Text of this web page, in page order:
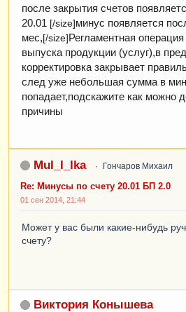
после закрытия счетов
20.01 [/size]минус появляется
мес,[/size]Регламентная
выпуска продукции (услуг),в
корректировка закрывает
след уже небольшая сумма в
попадает,подскажите как можно
причины
MuI_I_Ika Гончаров Михаил
Re: Минусы по счету 20.01 БП 2.0
01 сен 2014, 21:44
Может у вас были какие-нибудь
счету?
Виктория Конышева